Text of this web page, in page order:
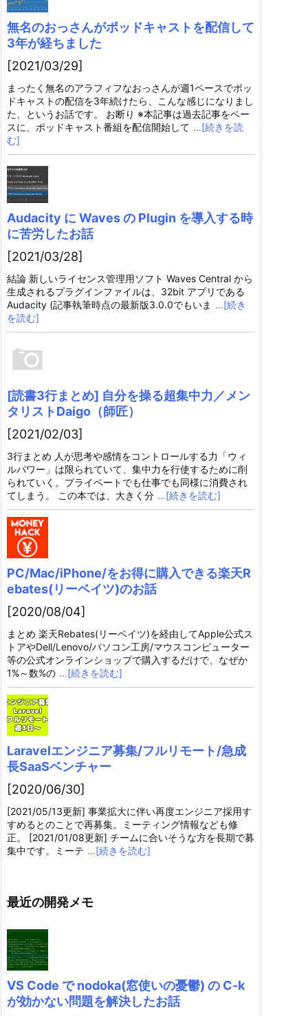
無名のおっさんがポッドキャストを配信して
3年が経ちました
[2021/03/29]
まったく無名のアラフィフなおっさんが週1ペースでポッ
ドキャストの配信を3年続けたら、こんな感じになりまし
た、というお話です。 お断り ※本記事は過去記事をベー
スに、ポッドキャスト番組を配信開始して …[続きを読
む]
Audacity に Waves の Plugin を導入する時
に苦労したお話
[2021/03/28]
結論 新しいライセンス管理用ソフト Waves Central から
生成されるプラグインファイルは、32bit アプリである
Audacity (記事執筆時点の最新版3.0.0でもいま …[続き
を読む]
[読書3行まとめ] 自分を操る超集中力／メン
タリストDaigo（師匠）
[2021/02/03]
3行まとめ 人が思考や感情をコントロールする力「ウィ
ルパワー」は限られていて、集中力を行使するために削
られていく。プライベートでも仕事でも同様に消費され
てしまう。 この本では、大きく分 …[続きを読む]
PC/Mac/iPhone/をお得に購入できる楽天R
ebates(リーベイツ)のお話
[2020/08/04]
まとめ 楽天Rebates(リーベイツ)を経由してApple公式ス
トアやDell/Lenovo/パソコン工房/マウスコンピューター
等の公式オンラインショップで購入するだけで、なぜか
1%～数%の …[続きを読む]
Laravelエンジニア募集/フルリモート/急成
長SaaSベンチャー
[2020/06/30]
[2021/05/13更新] 事業拡大に伴い再度エンジニア採用す
すめるとのことで再募集。ミーティング情報なども修
正。 [2021/01/08更新] チームに合いそうな方を長期で募
集中です。ミーテ …[続きを読む]
最近の開発メモ
VS Code で nodoka(窓使いの憂鬱) の C-k
が効かない問題を解決したお話